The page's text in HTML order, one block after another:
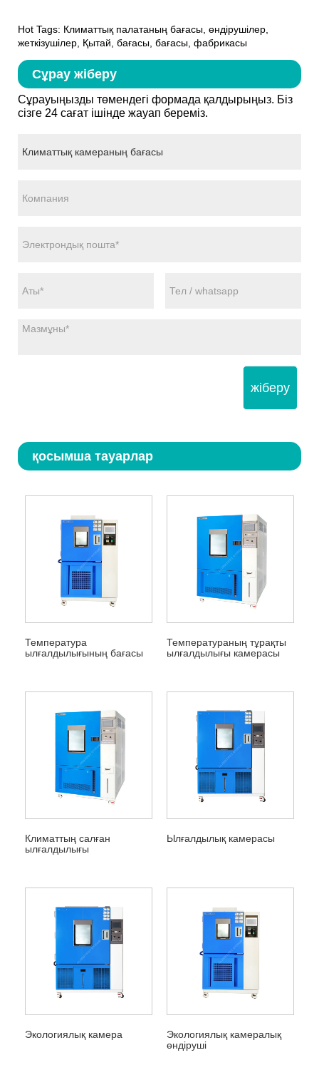
Hot Tags: Климаттық палатаның бағасы, өндірушілер,
жеткізушілер, Қытай, бағасы, бағасы, фабрикасы
Сұрау жіберу
Сұрауыңызды төмендегі формада қалдырыңыз. Біз
сізге 24 сағат ішінде жауап береміз.
жіберу
қосымша тауарлар
Температура
ылғалдылығының бағасы
Температураның тұрақты
ылғалдылығы камерасы
Климаттың салған
ылғалдылығы
Ылғалдылық камерасы
Экологиялық камера
Экологиялық камералық
өндіруші